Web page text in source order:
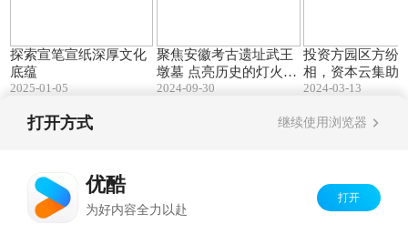
探索宣笔宣纸深厚文化
底蕴
2025-01-05
聚焦安徽考古遗址武王
墩墓 点亮历史的灯火 2
0240929
2024-09-30
投资方园区方纷
相，资本云集助
者
2024-03-13
打开方式 继续使用浏览器
优酷
为好内容全力以赴
打开